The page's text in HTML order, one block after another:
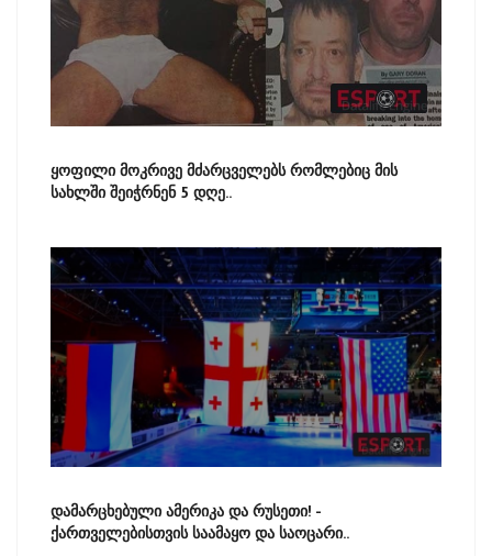
ყოფილი მოკრივე მძარცველებს რომლებიც მის
სახლში შეიჭრნენ 5 დღე..
დამარცხებული ამერიკა და რუსეთი! -
ქართველებისთვის საამაყო და საოცარი..